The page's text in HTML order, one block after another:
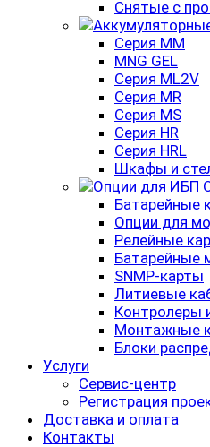
Снятые с
Серия MM
MNG GEL
Серия ML2V
Серия MR
Серия MS
Серия HR
Серия HRL
Шкафы и
Батарейные
Опции для
Релейные
Батарейные
SNMP-карты
Литиевые
Контролеры
Монтажные
Блоки
Услуги
Сервис-центр
Регистрация
Доставка и оплата
Контакты